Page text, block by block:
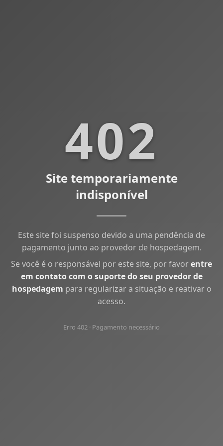
402
Site temporariamente
indisponível
Este site foi suspenso devido a uma pendência de
pagamento junto ao provedor de hospedagem.
Se você é o responsável por este site, por favorentre
em contato com o suporte do seu provedor de
hospedagem para regularizar a situação e reativar o
acesso.
Erro 402 · Pagamento necessário